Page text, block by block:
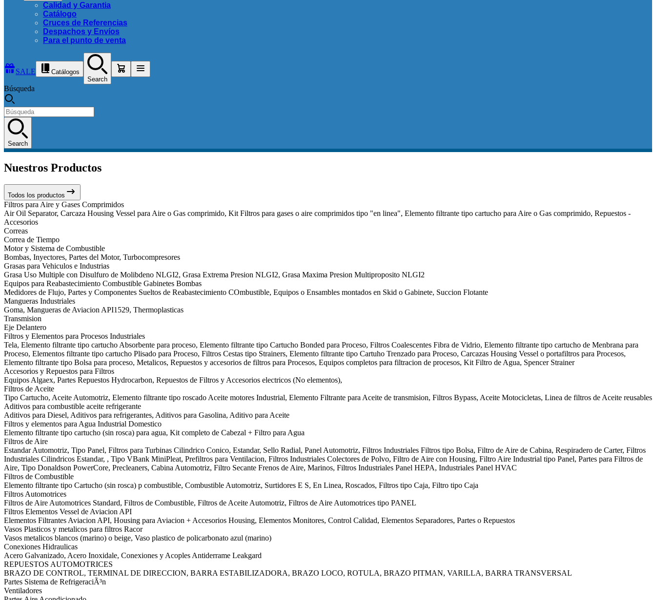
Calidad y Garantia
Catálogo
Cruces de Referencias
Despachos y Envíos
Para el punto de venta
SALE
Catálogos
Search
Búsqueda
Search
Nuestros Productos
Todos los productos
Filtros para Aire y Gases Comprimidos
Air Oil Separator, Carcaza Housing Vessel para Aire o Gas comprimido, Kit Filtros para gases o aire comprimidos tipo "en linea", Elemento filtrante tipo cartucho para Aire o Gas comprimido, Repuestos -
Accesorios
Correas
Correa de Tiempo
Motor y Sistema de Combustible
Bombas, Inyectores, Partes del Motor, Turbocompresores
Grasas para Vehiculos e Industrias
Grasa Uso Multiple con Disulfuro de Molibdeno NLGI2, Grasa Extrema Presion NLGI2, Grasa Maxima Presion Multiproposito NLGI2
Equipos para Reabastecimiento Combustible Gabinetes Bombas
Medidores de Flujo, Partes y Componentes Sueltos de Reabastecimiento COmbustible, Equipos o Ensambles montados en Skid o Gabinete, Succion Flotante
Mangueras Industriales
Goma, Mangueras de Aviacion API1529, Thermoplasticas
Transmision
Eje Delantero
Filtros y Elementos para Procesos Industriales
Tela, Elemento filtrante tipo cartucho Absorbente para proceso, Elemento filtrante tipo Cartucho Bonded para Proceso, Filtros Coalescentes Fibra de Vidrio, Elemento filtrante tipo cartucho de Menbrana para
Proceso, Elementos filtrante tipo cartucho Plisado para Proceso, Filtros Cestas tipo Strainers, Elemento filtrante tipo Cartuho Trenzado para Proceso, Carcazas Housing Vessel o portafiltros para Procesos,
Elemento filtrante tipo Bolsa para proceso, Metalicos, Repuestos y accesorios de filtros para Procesos, Equipos completos para filtracion de procesos, Kit Filtro de Agua, Spencer Strainer
Accesorios y Repuestos para Filtros
Equipos Algaex, Partes Repuestos Hydrocarbon, Repuestos de Filtros y Accesorios electricos (No elementos),
Filtros de Aceite
Tipo Cartucho, Aceite Automotriz, Elemento filtrante tipo roscado Aceite motores Industrial, Elemento Filtrante para Aceite de transmision, Filtros Bypass, Aceite Motocicletas, Linea de filtros de Aceite reusables
Aditivos para combustible aceite refrigerante
Aditivos para Diesel, Aditivos para refrigerantes, Aditivos para Gasolina, Aditivo para Aceite
Filtros y elementos para Agua Industrial Domestico
Elemento filtrante tipo cartucho (sin rosca) para agua, Kit completo de Cabezal + Filtro para Agua
Filtros de Aire
Estandar Automotriz, Tipo Panel, Filtros para Turbinas Cilindrico Conico, Estandar, Sello Radial, Panel Automotriz, Filtros Industriales Filtros tipo Bolsa, Filtro de Aire de Cabina, Respiradero de Carter, Filtros
Industriales Cilindricos Estandar, , Tipo VBank MiniPleat, Prefiltros para Ventilacion, Filtros Industriales Colectores de Polvo, Filtro de Aire con Housing, Filtro Aire Industrial tipo Panel, Partes para Filtros de
Aire, Tipo Donaldson PowerCore, Precleaners, Cabina Automotriz, Filtro Secante Frenos de Aire, Marinos, Filtros Industriales Panel HEPA, Industriales Panel HVAC
Filtros de Combustible
Elemento filtrante tipo Cartucho (sin rosca) p combustible, Combustible Automotriz, Surtidores E S, En Linea, Roscados, Filtros tipo Caja, Filtro tipo Caja
Filtros Automotrices
Filtros de Aire Automotrices Standard, Filtros de Combustible, Filtros de Aceite Automotriz, Filtros de Aire Automotrices tipo PANEL
Filtros Elementos Vessel de Aviacion API
Elementos Filtrantes Aviacion API, Housing para Aviacion + Accesorios Housing, Elementos Monitores, Control Calidad, Elementos Separadores, Partes o Repuestos
Vasos Plasticos y metalicos para filtros Racor
Vasos metalicos blancos (marino) o beige, Vaso plastico de policarbonato azul (marino)
Conexiones Hidraulicas
Acero Galvanizado, Acero Inoxidale, Conexiones y Acoples Antiderrame Leakgard
REPUESTOS AUTOMOTRICES
BRAZO DE CONTROL, TERMINAL DE DIRECCION, BARRA ESTABILIZADORA, BRAZO LOCO, ROTULA, BRAZO PITMAN, VARILLA, BARRA TRANSVERSAL
Partes Sistema de RefrigeraciÃ³n
Ventiladores